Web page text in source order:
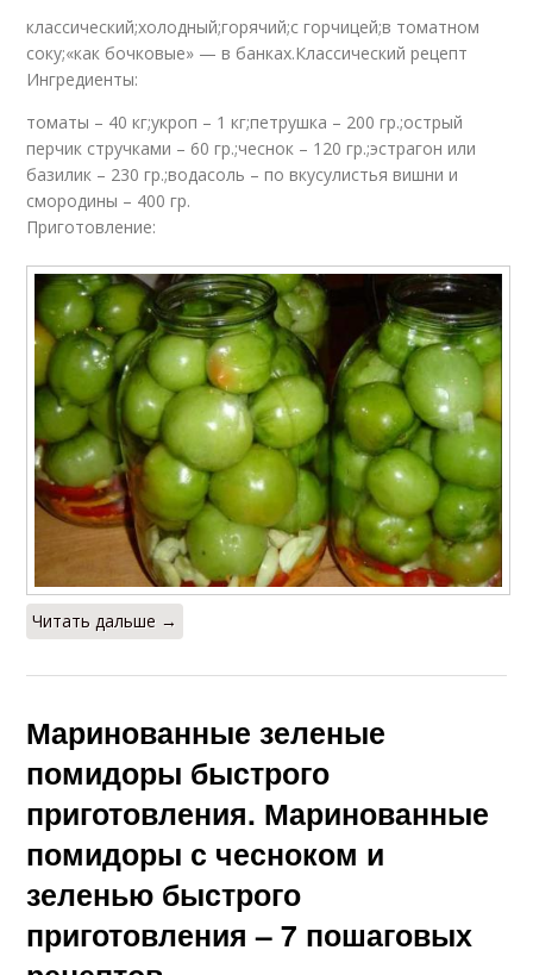
классический;холодный;горячий;с горчицей;в томатном
соку;«как бочковые» — в банках.Классический рецепт
Ингредиенты:
томаты – 40 кг;укроп – 1 кг;петрушка – 200 гр.;острый
перчик стручками – 60 гр.;чеснок – 120 гр.;эстрагон или
базилик – 230 гр.;водасоль – по вкусулистья вишни и
смородины – 400 гр.
Приготовление:
Читать дальше →
Маринованные зеленые
помидоры быстрого
приготовления. Маринованные
помидоры с чесноком и
зеленью быстрого
приготовления – 7 пошаговых